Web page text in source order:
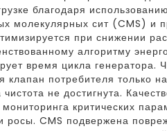
благодаря использованию
молекулярных сит (CMS) и
при снижении
алгоритму
время цикла генератора.
клапан потребителя только
не достигнута.
критических
росы. CMS подвержена